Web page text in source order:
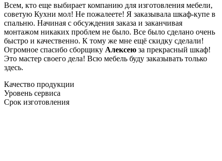
Всем, кто еще выбирает компанию для изготовления мебели,
советую Кухни мол! Не пожалеете! Я заказывала шкаф-купе в
спальню. Начиная с обсуждения заказа и заканчивая
монтажом никаких проблем не было. Все было сделано очень
быстро и качественно. К тому же мне ещё скидку сделали!
Огромное спасибо сборщику Алексею за прекрасный шкаф!
Это мастер своего дела! Всю мебель буду заказывать только
здесь.
Качество продукции
Уровень сервиса
Срок изготовления